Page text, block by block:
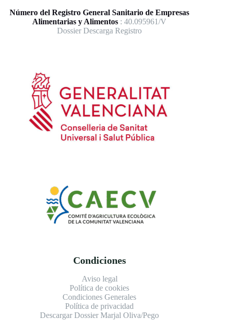
Número del Registro General Sanitario de Empresas
Alimentarias y Alimentos : 40.095961/V
Dossier Descarga Registro
Condiciones
Aviso legal
Política de cookies
Condiciones Generales
Política de privacidad
Descargar Dossier Marjal Oliva/Pego